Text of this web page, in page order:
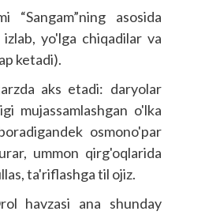
asosida
yo'lga chiqadilar va
ketadi).
aks etadi: daryolar
mujassamlashgan o'lka
osmono'par
ummon qirg'oqlarida
ta'riflashga til ojiz.
havzasi ana shunday